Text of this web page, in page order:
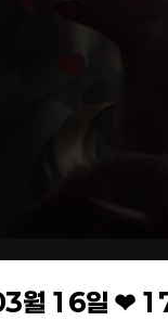
16일 ❤ 17